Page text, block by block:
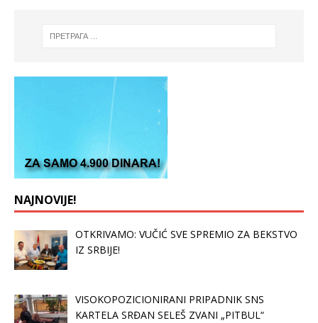
NAJNOVIJE!
OTKRIVAMO: VUČIĆ SVE SPREMIO ZA BEKSTVO
IZ SRBIJE!
VISOKOPOZICIONIRANI PRIPADNIK SNS
KARTELA SRĐAN SELEŠ ZVANI „PITBUL“